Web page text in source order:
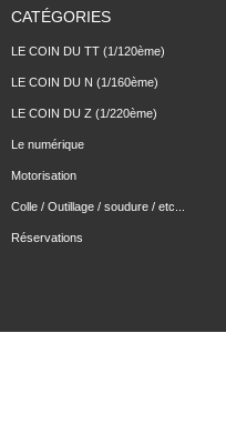
CATÉGORIES
LE COIN DU TT (1/120ème)
LE COIN DU N (1/160ème)
LE COIN DU Z (1/220ème)
Le numérique
Motorisation
Colle / Outillage / soudure / etc...
Réservations